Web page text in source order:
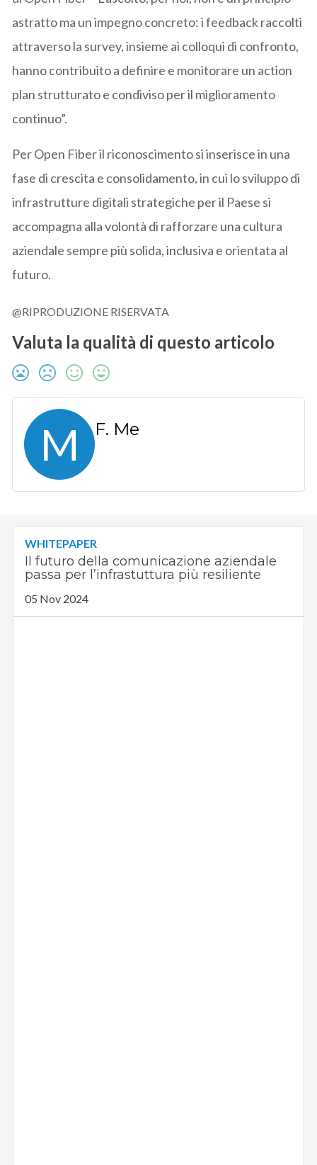
astratto ma un impegno concreto: i feedback raccolti
attraverso la survey, insieme ai colloqui di confronto,
hanno contribuito a definire e monitorare un action
plan strutturato e condiviso per il miglioramento
continuo”.
Per Open Fiber il riconoscimento si inserisce in una
fase di crescita e consolidamento, in cui lo sviluppo di
infrastrutture digitali strategiche per il Paese si
accompagna alla volontà di rafforzare una cultura
aziendale sempre più solida, inclusiva e orientata al
futuro.
@RIPRODUZIONE RISERVATA
Valuta la qualità di questo articolo
M F. Me
WHITEPAPER
Il futuro della comunicazione aziendale
passa per l’infrastuttura più resiliente
05 Nov 2024